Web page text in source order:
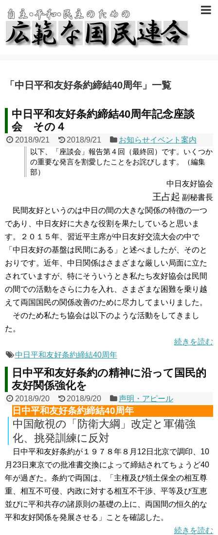
「 中日平和友好条約締結40周年 」 一覧
中日平和友好条約締結40周年記念座談
会 その４
2018/9/21 2018/9/21
お知らせイベント案内
以下、「座談会」報告第４回（最終回）です。いくつか
の重要な発言を割愛したことをお詫びします。（編集
部）
中日友好協会
王占起 副秘書長
民間友好というのは中日の間の大きな関係の特徴の一つ
であり、中日友好に大きな役割を果たしていると思いま
す。２０１５年、習近平主席が中日友好交流大会の中で
「中日友好の基盤は民間にある」と述べましたが、そのと
おりです。近年、中日関係はさまざまな厳しい局面に立た
されていますが、特にそういうとき私たち友好協会は民間
の間での活動をさらに力を入れ、さまざまな困難を乗り越
えて両国国民の関係改善のために尽力してまいりました。
そのため私たち協会は以下のような活動をしてきまし
た。
続きを読む
中日平和友好条約締結40周年
日中平和友好条約の精神に沿って国民的
友好関係強化を
2018/9/20 2018/9/20 声明・アピール
日中平和友好条約締結40周年
中国敵視の「防衛大綱」改定と軍備強
化、挑発訓練に反対
日中平和友好条約が１９７８年８月12日北京で調印、10
月23日東京での批准書交換によって締結されてちょうど40
年が過ぎた。条約で両国は、「主権及び領土保全の相互尊
重、相互不可侵、内政に対する相互不干渉、平等及び互恵
並びに平和共存の諸原則の基礎の上に、両国間の恒久的な
平和友好関係を発展させる」ことを確認した。
続きを読む